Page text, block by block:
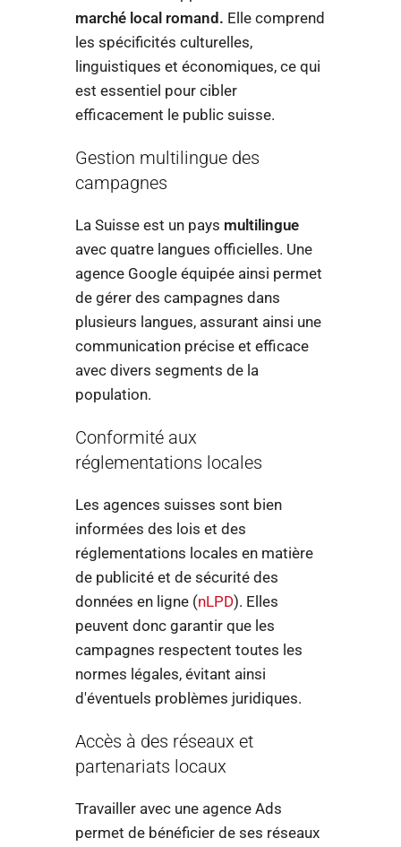
marché local romand. Elle comprend
les spécificités culturelles,
linguistiques et économiques, ce qui
est essentiel pour cibler
efficacement le public suisse.
Gestion multilingue des
campagnes
La Suisse est un pays multilingue
avec quatre langues officielles. Une
agence Google équipée ainsi permet
de gérer des campagnes dans
plusieurs langues, assurant ainsi une
communication précise et efficace
avec divers segments de la
population.
Conformité aux
réglementations locales
Les agences suisses sont bien
informées des lois et des
réglementations locales en matière
de publicité et de sécurité des
données en ligne (nLPD). Elles
peuvent donc garantir que les
campagnes respectent toutes les
normes légales, évitant ainsi
d'éventuels problèmes juridiques.
Accès à des réseaux et
partenariats locaux
Travailler avec une agence Ads
permet de bénéficier de ses réseaux